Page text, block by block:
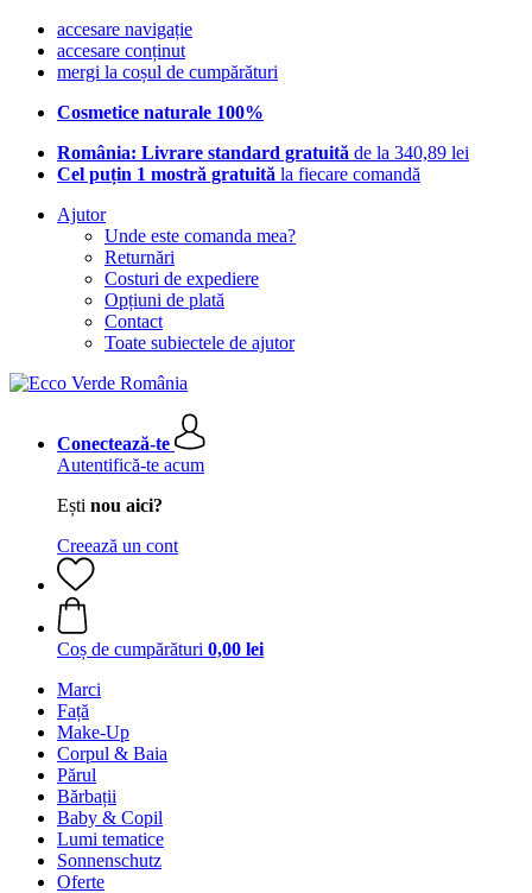
accesare navigație
accesare conținut
mergi la coșul de cumpărături
Cosmetice naturale 100%
România: Livrare standard gratuită de la 340,89 lei
Cel puțin 1 mostră gratuită la fiecare comandă
Ajutor
Unde este comanda mea?
Returnări
Costuri de expediere
Opțiuni de plată
Contact
Toate subiectele de ajutor
Conectează-te
Autentifică-te acum
Ești nou aici?
Creează un cont
Coș de cumpărături 0,00 lei
Marci
Față
Make-Up
Corpul & Baia
Părul
Bărbații
Baby & Copil
Lumi tematice
Sonnenschutz
Oferte